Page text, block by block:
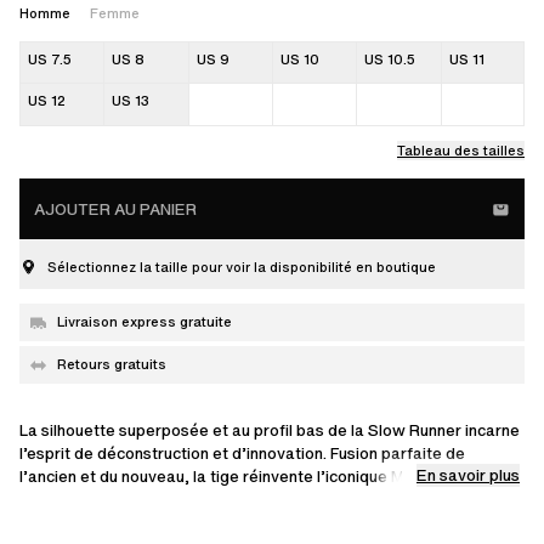
Homme Femme
US 7.5 US 8 US 9 US 10 US 10.5 US 11
US 12 US 13
Tableau des tailles
AJOUTER AU PANIER
Sélectionnez la taille pour voir la disponibilité en boutique
Livraison express gratuite
Retours gratuits
La silhouette superposée et au profil bas de la Slow Runner incarne
l’esprit de déconstruction et d’innovation. Fusion parfaite de
l’ancien et du nouveau, la tige réinvente l’iconique Marathon Runner
En savoir plus